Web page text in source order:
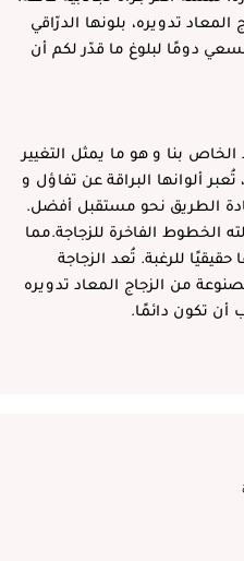
تدويره، بلونها الدرّاقي
دومًا لبلوغ ما قدّر لكم أن
بنا و هو ما يمثل التغيير
ألوانها البراقة عن تفاؤل و
الطريق نحو مستقبل أفضل.
الخطوط الفاخرة للزجاجة.مما
حقيقيًا للرغبة. تُعد الزجاجة
من الزجاج المعاد تدويره
أن تكون دائمًا.